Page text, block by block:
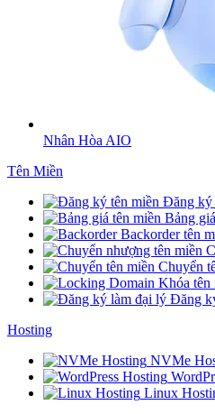
Nhân Hòa AIO
Tên Miền
Đăng ký
Bảng
Backorder tên
Chuyển
Khóa tên
Đăng
Hosting
NVMe
Linux